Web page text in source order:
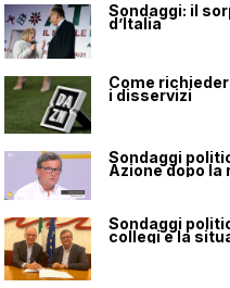
Sondaggi: il
d’Italia
Come
i disservizi
Sondaggi
Azione dopo
Sondaggi
collegi e la